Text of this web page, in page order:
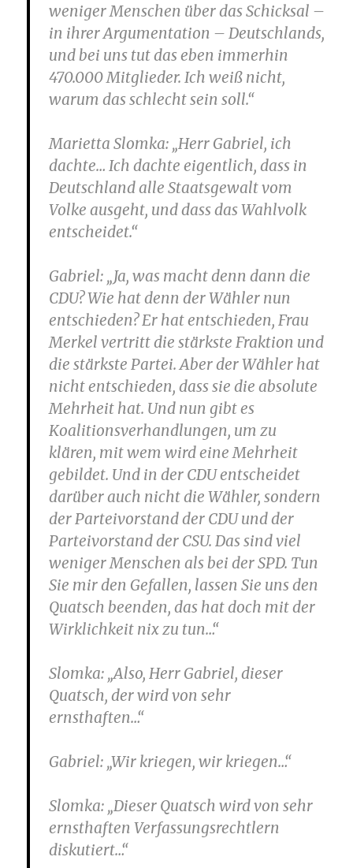
weniger Menschen über das Schicksal –
in ihrer Argumentation – Deutschlands,
und bei uns tut das eben immerhin
470.000 Mitglieder. Ich weiß nicht,
warum das schlecht sein soll.“
Marietta Slomka: „Herr Gabriel, ich
dachte… Ich dachte eigentlich, dass in
Deutschland alle Staatsgewalt vom
Volke ausgeht, und dass das Wahlvolk
entscheidet.“
Gabriel: „Ja, was macht denn dann die
CDU? Wie hat denn der Wähler nun
entschieden? Er hat entschieden, Frau
Merkel vertritt die stärkste Fraktion und
die stärkste Partei. Aber der Wähler hat
nicht entschieden, dass sie die absolute
Mehrheit hat. Und nun gibt es
Koalitionsverhandlungen, um zu
klären, mit wem wird eine Mehrheit
gebildet. Und in der CDU entscheidet
darüber auch nicht die Wähler, sondern
der Parteivorstand der CDU und der
Parteivorstand der CSU. Das sind viel
weniger Menschen als bei der SPD. Tun
Sie mir den Gefallen, lassen Sie uns den
Quatsch beenden, das hat doch mit der
Wirklichkeit nix zu tun…“
Slomka: „Also, Herr Gabriel, dieser
Quatsch, der wird von sehr
ernsthaften…“
Gabriel: „Wir kriegen, wir kriegen…“
Slomka: „Dieser Quatsch wird von sehr
ernsthaften Verfassungsrechtlern
diskutiert…“